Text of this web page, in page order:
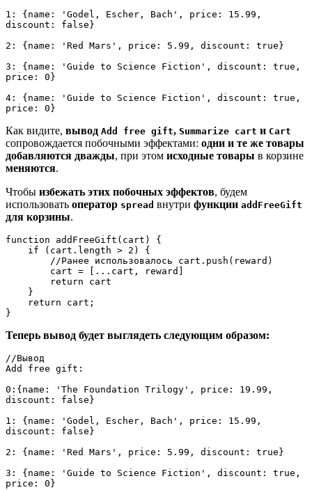
1: {name: 'Godel, Escher, Bach', price: 15.99,
discount: false}
2: {name: 'Red Mars', price: 5.99, discount: true}
3: {name: 'Guide to Science Fiction', discount: true,
price: 0}
4: {name: 'Guide to Science Fiction', discount: true,
price: 0}
Как видите, вывод Add free gift, Summarize cart и Cart
сопровождается побочными эффектами: одни и те же товары
добавляются дважды, при этом исходные товары в корзине
меняются.
Чтобы избежать этих побочных эффектов, будем
использовать оператор spread внутри функции addFreeGift
для корзины.
function addFreeGift(cart) {
    if (cart.length > 2) {
        //Ранее использовалось cart.push(reward)
        cart = [...cart, reward]
        return cart
    }
    return cart;
}
Теперь вывод будет выглядеть следующим образом:
//Вывод
Add free gift:
0:{name: 'The Foundation Trilogy', price: 19.99,
discount: false}
1: {name: 'Godel, Escher, Bach', price: 15.99,
discount: false}
2: {name: 'Red Mars', price: 5.99, discount: true}
3: {name: 'Guide to Science Fiction', discount: true,
price: 0}